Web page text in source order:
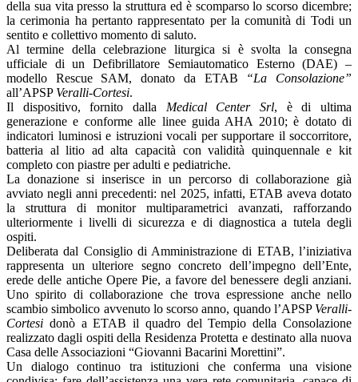
della sua vita presso la struttura ed è scomparso lo scorso dicembre;
la cerimonia ha pertanto rappresentato per la comunità di Todi un
sentito e collettivo momento di saluto.
Al termine della celebrazione liturgica si è svolta la consegna
ufficiale di un Defibrillatore Semiautomatico Esterno (DAE) –
modello Rescue SAM, donato da ETAB
“La Consolazione”
all’APSP Veralli-Cortesi.
Il dispositivo, fornito dalla Medical Center Srl, è di ultima
generazione e conforme alle linee guida AHA 2010; è dotato di
indicatori luminosi e istruzioni vocali per supportare il soccorritore,
batteria al litio ad alta capacità con validità quinquennale e kit
completo con piastre per adulti e pediatriche.
La donazione si inserisce in un percorso di collaborazione già
avviato negli anni precedenti: nel 2025, infatti, ETAB aveva dotato
la struttura di monitor multiparametrici avanzati, rafforzando
ulteriormente i livelli di sicurezza e di diagnostica a tutela degli
ospiti.
Deliberata dal Consiglio di Amministrazione di ETAB, l’iniziativa
rappresenta un ulteriore segno concreto dell’impegno dell’Ente,
erede delle antiche Opere Pie, a favore del benessere degli anziani.
Uno spirito di collaborazione che trova espressione anche nello
scambio simbolico avvenuto lo scorso anno, quando l’APSP Veralli-
Cortesi donò a ETAB il quadro del Tempio della Consolazione
realizzato dagli ospiti della Residenza Protetta e destinato alla nuova
Casa delle Associazioni “Giovanni Bacarini Morettini”.
Un dialogo continuo tra istituzioni che conferma una visione